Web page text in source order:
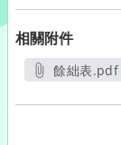
相關附件
餘絀表.pdf